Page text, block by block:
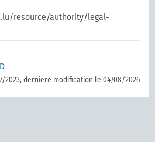
resource/authority/legal-
2023, dernière modification le 04/08/2026